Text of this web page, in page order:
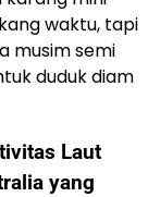
waktu, tapi
musim semi
duduk diam
Laut
yang